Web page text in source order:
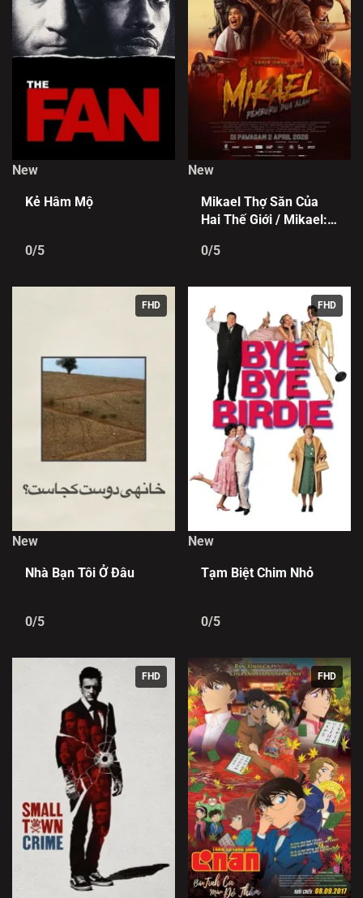
New
Kẻ Hâm Mộ
0/5
New
Mikael Thợ Săn Của
Hai Thế Giới / Mikael:
0/5
FHD
New
Nhà Bạn Tôi Ở Đâu
0/5
FHD
New
Tạm Biệt Chim Nhỏ
0/5
FHD FHD